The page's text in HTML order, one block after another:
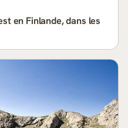
en Finlande, dans les